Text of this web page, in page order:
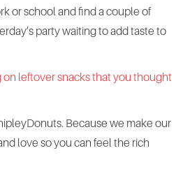
or school and find a couple of
party waiting to add taste to
on leftover snacks that you thought
Because we make our
love so you can feel the rich